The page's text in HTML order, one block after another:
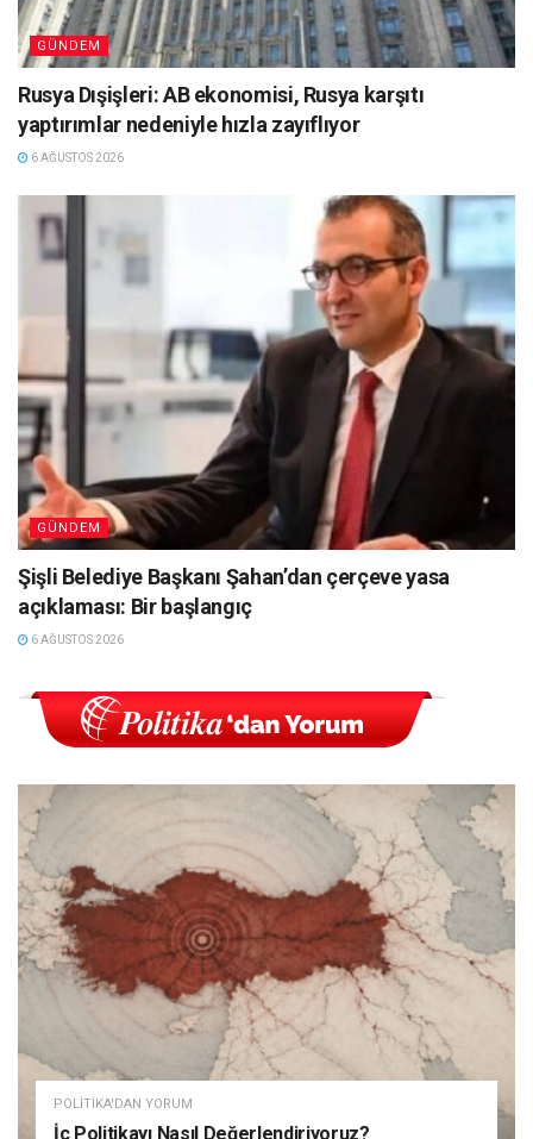
GÜNDEM
Rusya Dışişleri: AB ekonomisi, Rusya karşıtı
yaptırımlar nedeniyle hızla zayıflıyor
6 AĞUSTOS 2026
GÜNDEM
Şişli Belediye Başkanı Şahan’dan çerçeve yasa
açıklaması: Bir başlangıç
6 AĞUSTOS 2026
POLITIKA'DAN YORUM
İç Politikayı Nasıl Değerlendiriyoruz?